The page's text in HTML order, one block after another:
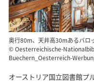
奥行80m、天井高30mあるバロ
© Oesterreichische-
Buechern_Oesterreich-
オーストリア国立図書館プ